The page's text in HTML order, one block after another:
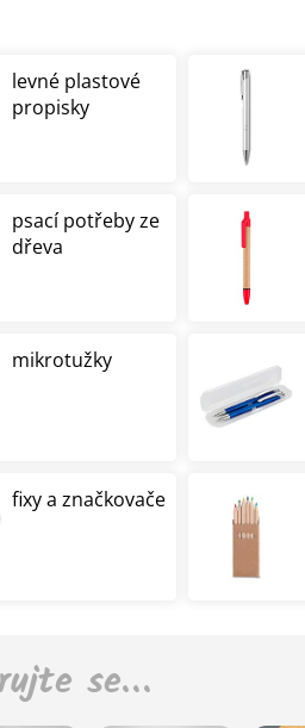
levné plastové
propisky
psací potřeby ze
dřeva
mikrotužky
fixy a značkovače
se…